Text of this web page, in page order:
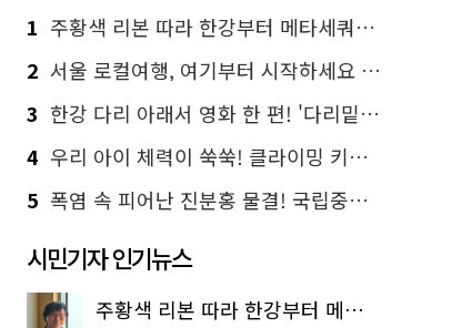
1 주황색 리본 따라 한강부터 메타세쿼이아 숲길까지…서울둘레길 15코스
2 서울 로컬여행, 여기부터 시작하세요 '서울에디션25'
3 한강 다리 아래서 영화 한 편! '다리밑 영화관' 무료 상영
4 우리 아이 체력이 쑥쑥! 클라이밍 키즈카페·어린이 체력장
5 폭염 속 피어난 진분홍 물결! 국립중앙박물관 배롱나무 명소
시민기자 인기뉴스
주황색 리본 따라 한강부터 메타세쿼이아 숲길까지…서울둘레길 15코스